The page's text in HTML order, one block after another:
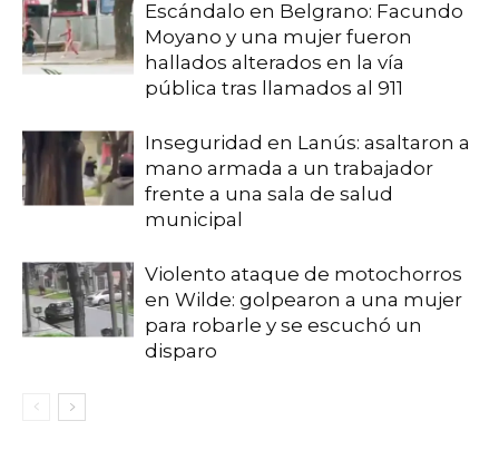
Escándalo en Belgrano: Facundo
Moyano y una mujer fueron
hallados alterados en la vía
pública tras llamados al 911
Inseguridad en Lanús: asaltaron a
mano armada a un trabajador
frente a una sala de salud
municipal
Violento ataque de motochorros
en Wilde: golpearon a una mujer
para robarle y se escuchó un
disparo